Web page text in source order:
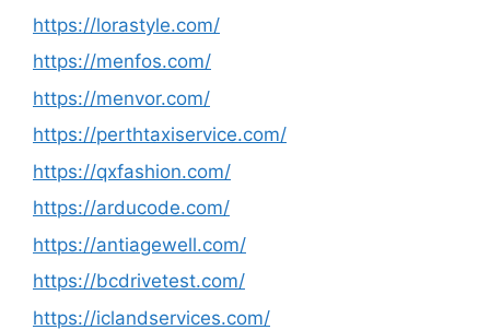
https://lorastyle.com/
https://menfos.com/
https://menvor.com/
https://perthtaxiservice.com/
https://qxfashion.com/
https://arducode.com/
https://antiagewell.com/
https://bcdrivetest.com/
https://iclandservices.com/